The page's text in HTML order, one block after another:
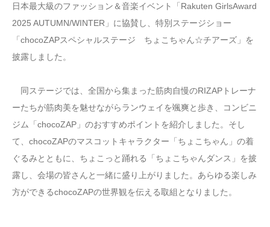
日本最大級のファッション＆音楽イベント「Rakuten GirlsAward
2025 AUTUMN/WINTER」に協賛し、特別ステージショー
「chocoZAPスペシャルステージ ちょこちゃん☆チアーズ」を
披露しました。
同ステージでは、全国から集まった筋肉自慢のRIZAPトレーナ
ーたちが筋肉美を魅せながらランウェイを颯爽と歩き、コンビニ
ジム「chocoZAP」のおすすめポイントを紹介しました。そし
て、chocoZAPのマスコットキャラクター「ちょこちゃん」の着
ぐるみとともに、ちょこっと踊れる「ちょこちゃんダンス」を披
露し、会場の皆さんと一緒に盛り上がりました。あらゆる楽しみ
方ができるchocoZAPの世界観を伝える取組となりました。